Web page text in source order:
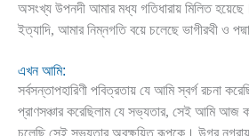
অসংখ্য উপনদী আমার মধ্য গতিধারায় মিলিত
ইত্যাদি, আমার নিম্নগতি বয়ে চলেছে ভাগীরথী ও
এখন আমি:
সর্বসন্তাপহারিণী পবিত্রতায় যে আমি স্বর্গ রচনা
প্রাণসঞ্চার করেছিলাম যে সভ্যতার, সেই আমি আজ